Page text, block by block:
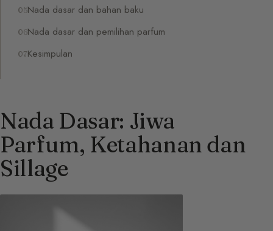
Nada dasar dan bahan baku
Nada dasar dan pemilihan parfum
Kesimpulan
Nada Dasar: Jiwa
Parfum, Ketahanan dan
Sillage